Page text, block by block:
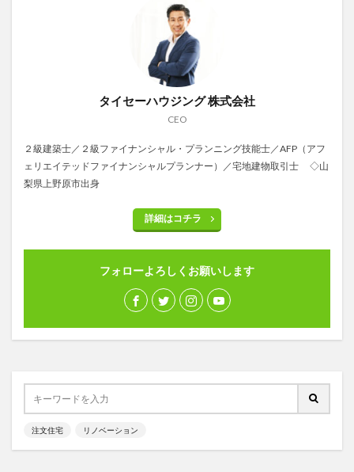
タイセーハウジング 株式会社
CEO
２級建築士／２級ファイナンシャル・プランニング技能士／AFP（アフ
ェリエイテッドファイナンシャルプランナー）／宅地建物取引士 ◇山
梨県上野原市出身
詳細はコチラ
フォローよろしくお願いします
注文住宅 リノベーション